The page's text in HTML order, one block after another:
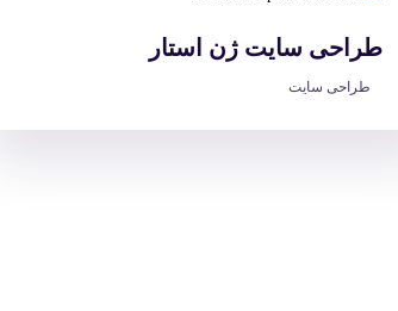
طراحی سایت ژن استار
طراحی سایت